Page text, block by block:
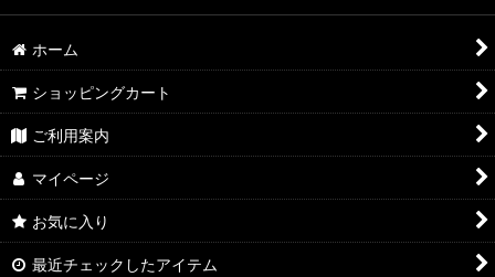
ホーム
ショッピングカート
ご利用案内
マイページ
お気に入り
最近チェックしたアイテム